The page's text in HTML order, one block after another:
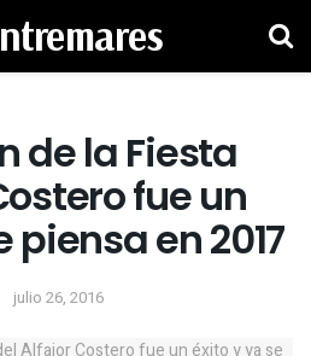
de la Fiesta
fue un
piensa en 2017
julio 26, 2016